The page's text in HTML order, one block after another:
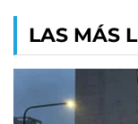
LAS MÁS